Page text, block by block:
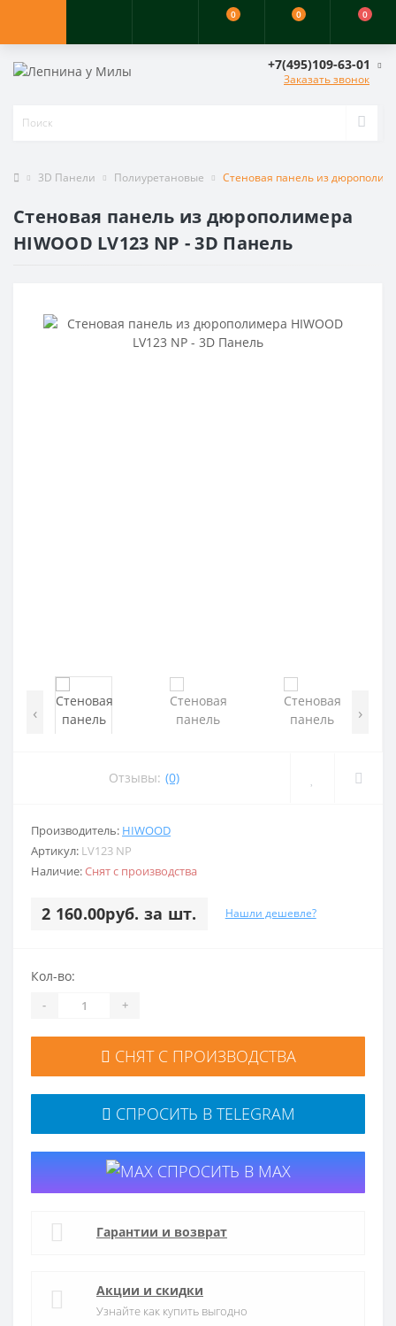
0 0 0
+7(495)109-63-01
Заказать звонок
3D Панели Полиуретановые Стеновая панель из
Стеновая панель из дюрополимера
HIWOOD LV123 NP - 3D Панель
‹ ›
Отзывы: (0)
Производитель: HIWOOD
Артикул: LV123 NP
Наличие:Снят с производства
2 160.00руб. за шт. Нашли дешевле?
Кол-во:
- +
СНЯТ С ПРОИЗВОДСТВА
СПРОСИТЬ В TELEGRAM
СПРОСИТЬ В MAX
Гарантии и возврат
Акции и скидки
Узнайте как купить выгодно